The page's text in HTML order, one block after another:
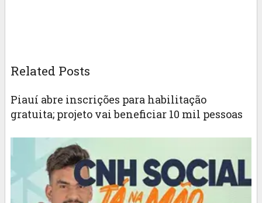
Related Posts
Piauí abre inscrições para habilitação
gratuita; projeto vai beneficiar 10 mil pessoas